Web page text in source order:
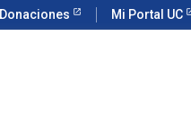
Donaciones Mi Portal UC